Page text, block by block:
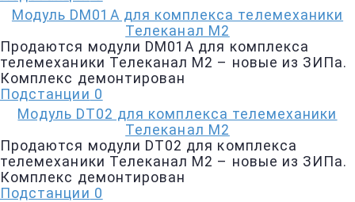
Модуль DM01A для комплекса телемеханики
Телеканал М2
Продаются модули DM01A для комплекса
телемеханики Телеканал М2 – новые из ЗИПа.
Комплекс демонтирован
Подстанции 0
Модуль DT02 для комплекса телемеханики
Телеканал М2
Продаются модули DT02 для комплекса
телемеханики Телеканал М2 – новые из ЗИПа.
Комплекс демонтирован
Подстанции 0